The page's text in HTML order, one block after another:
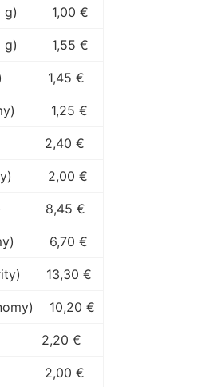
g) 1,00 €
g) 1,55 €
1,45 €
1,25 €
2,40 €
2,00 €
8,45 €
6,70 €
13,30 €
10,20 €
2,20 €
2,00 €